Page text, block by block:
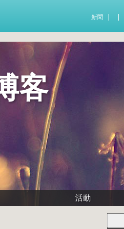
新聞
客
活動